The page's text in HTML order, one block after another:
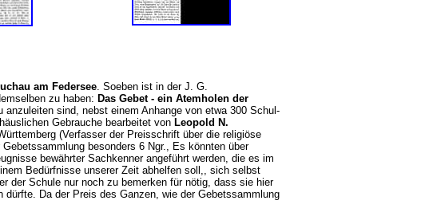
am Federsee. Soeben ist in der J. G.
zu haben: Das Gebet - ein Atemholen der
sind, nebst einem Anhange von etwa 300 Schul-
Gebrauche bearbeitet von Leopold N.
(Verfasser der Preisschrift über die religiöse
besonders 6 Ngr., Es könnten über
bewährter Sachkenner angeführt werden, die es im
Bedürfnisse unserer Zeit abhelfen soll,, sich selbst
der Schule nur noch zu bemerken für nötig, dass sie hier
Da der Preis des Ganzen, wie der Gebetssammlung